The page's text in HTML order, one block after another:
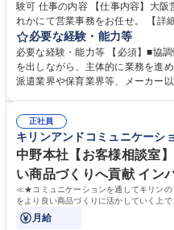
験可 仕事の内容 【仕事内容】大阪営業所、京都営業所、滋賀営業所いず
れかにて営業事務をお任せ。 【詳
の作成・カタログ送付・来客対応
善をお任せ。 【教育制度】ご入社後、育成担当とペアになりながらOJTに
て業務を覚えていただくことが可
れているため、スムーズに仕事に
募集職種 【大阪・京都・滋賀】営
必要な経験・能力等
必要な経験・能力等 【必須】■協
を出しながら、主体的に業務を進
派遣業界や保育業界等、メーカー
えて、お客様や社員の状況に合わ
待され。組織を支えるスペシャリ
社員から頼られる存在になること
務の持ち帰りも禁止されており、メ
歴・資格 学歴：大学院 大学 高専
正社員
キリンアンドコミュニケーシ
中野本社【お客様相談室
い商品づくりへ貢献 イン
≪★コミュニケーションを通してキリン
をより良い商品づくりに活かしていく上
月給